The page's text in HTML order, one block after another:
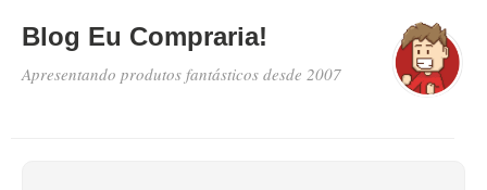
Blog Eu Compraria!
Apresentando produtos fantásticos desde 2007